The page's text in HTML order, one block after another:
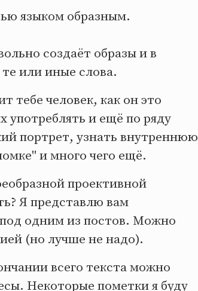
языком образным.
создаёт образы и в
те или иные слова.
тебе человек, как он это
употреблять и ещё по ряду
портрет, узнать внутреннюю
и много чего ещё.
проективной
Я представлю вам
одним из постов. Можно
(но лучше не надо).
всего текста можно
Некоторые пометки я буду